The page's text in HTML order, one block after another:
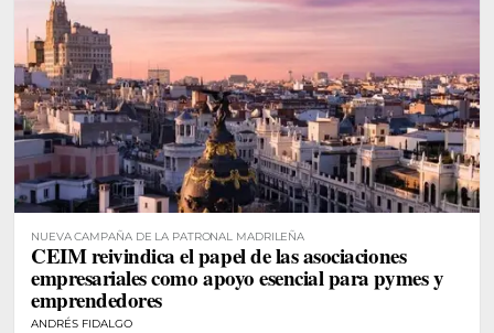
NUEVA CAMPAÑA DE LA PATRONAL MADRILEÑA
CEIM reivindica el papel de las asociaciones
empresariales como apoyo esencial para pymes y
emprendedores
ANDRÉS FIDALGO